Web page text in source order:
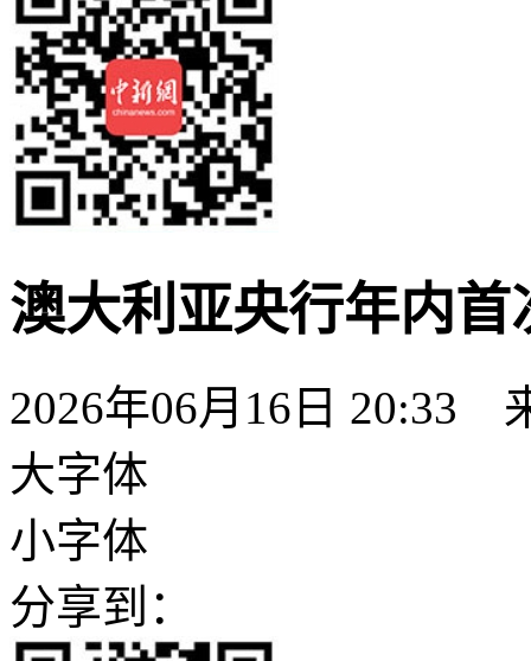
澳大利亚央行年内首
2026年06月16日 20:33
大字体
小字体
分享到：